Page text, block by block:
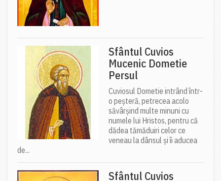
Sfântul Cuvios
Mucenic Dometie
Persul
Cuviosul Dometie intrând într-
o peșteră, petrecea acolo
săvârșind multe minuni cu
numele lui Hristos, pentru că
dădea tămăduiri celor ce
veneau la dânsul și îi aducea
de...
Sfântul Cuvios